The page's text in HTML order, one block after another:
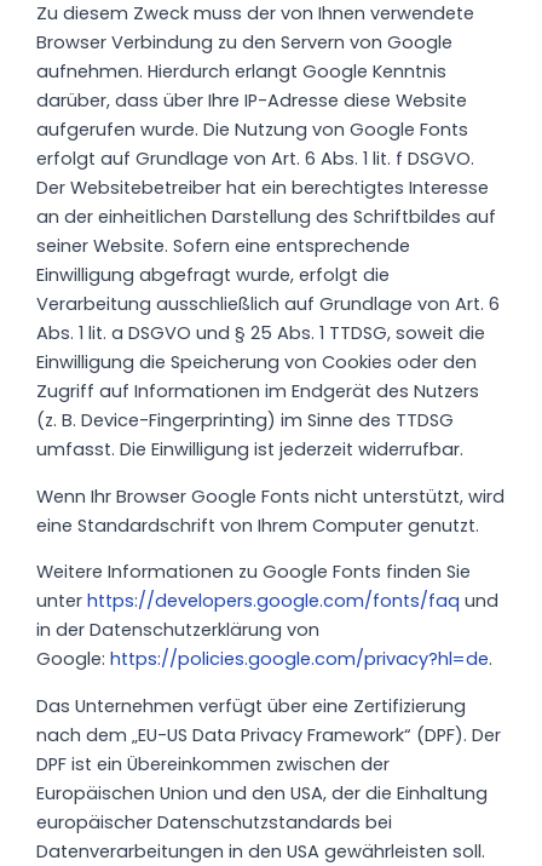
Zu diesem Zweck muss der von Ihnen verwendete
Browser Verbindung zu den Servern von Google
aufnehmen. Hierdurch erlangt Google Kenntnis
darüber, dass über Ihre IP-Adresse diese Website
aufgerufen wurde. Die Nutzung von Google Fonts
erfolgt auf Grundlage von Art. 6 Abs. 1 lit. f DSGVO.
Der Websitebetreiber hat ein berechtigtes Interesse
an der einheitlichen Darstellung des Schriftbildes auf
seiner Website. Sofern eine entsprechende
Einwilligung abgefragt wurde, erfolgt die
Verarbeitung ausschließlich auf Grundlage von Art. 6
Abs. 1 lit. a DSGVO und § 25 Abs. 1 TTDSG, soweit die
Einwilligung die Speicherung von Cookies oder den
Zugriff auf Informationen im Endgerät des Nutzers
(z. B. Device-Fingerprinting) im Sinne des TTDSG
umfasst. Die Einwilligung ist jederzeit widerrufbar.
Wenn Ihr Browser Google Fonts nicht unterstützt, wird
eine Standardschrift von Ihrem Computer genutzt.
Weitere Informationen zu Google Fonts finden Sie
unter https://developers.google.com/fonts/faq und
in der Datenschutzerklärung von
Google: https://policies.google.com/privacy?hl=de.
Das Unternehmen verfügt über eine Zertifizierung
nach dem „EU-US Data Privacy Framework“ (DPF). Der
DPF ist ein Übereinkommen zwischen der
Europäischen Union und den USA, der die Einhaltung
europäischer Datenschutzstandards bei
Datenverarbeitungen in den USA gewährleisten soll.